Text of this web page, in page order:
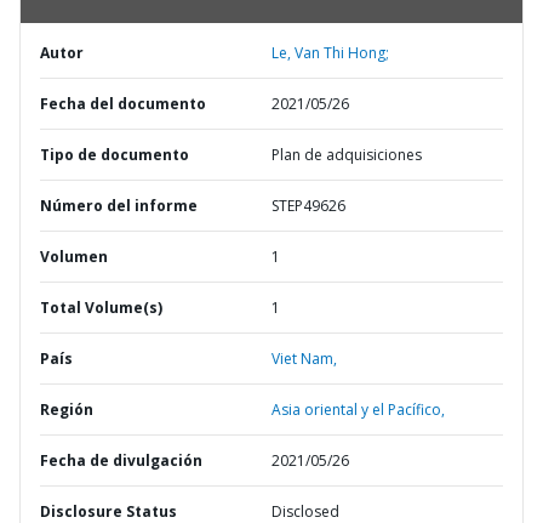
Autor Le, Van Thi Hong;
Fecha del documento 2021/05/26
Tipo de documento Plan de adquisiciones
Número del informe STEP49626
Volumen 1
Total Volume(s) 1
País Viet Nam,
Región Asia oriental y el Pacífico,
Fecha de divulgación 2021/05/26
Disclosure Status Disclosed